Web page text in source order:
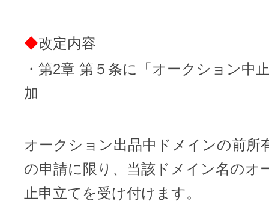
Linuxの運用に最適な仮想化環境を用
※ 弊社が独自で調査したホスティングシェ
ています
ドメインのセキュリティ診断を
メールアドレスを作成
販売パートナー制度
API連携や後払いが可能なプログラム
販売パートナー制度
◆改定内容
・第2章 第５条に「オークション中
加
オークション出品中ドメインの前所
の申請に限り、当該ドメイン名のオ
止申立てを受け付けます。